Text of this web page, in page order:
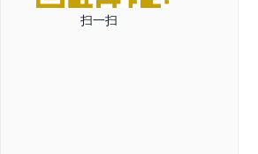
扫一扫